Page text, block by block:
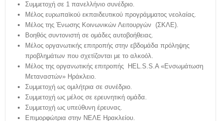
Συμμετοχή σε 1 πανελλήνιο συνέδριο.
Μέλος ευρωπαϊκού εκπαιδευτικού προγράμματος νεολαίας.
Μέλος της Ένωσης Κοινωνικών Λειτουργών (ΣΚΛΕ).
Βοηθός συντονιστή σε ομάδες αυτοβοήθειας.
Μέλος οργανωτικής επιτροπής στην εβδομάδα πρόληψης
προβλημάτων που σχετίζονται με το αλκοόλ.
Μέλος της οργανωτικής επιτροπής HEL.S.S.A «Ενσωμάτωση
Μεταναστών» Ηράκλειο.
Συμμετοχή ως ομιλήτρια σε συνέδριο.
Συμμετοχή ως μέλος σε ερευνητική ομάδα.
Συμμετοχή ως υπεύθυνη έρευνας.
Επιμορφώτρια στην ΝΕΛΕ Ηρακλείου.